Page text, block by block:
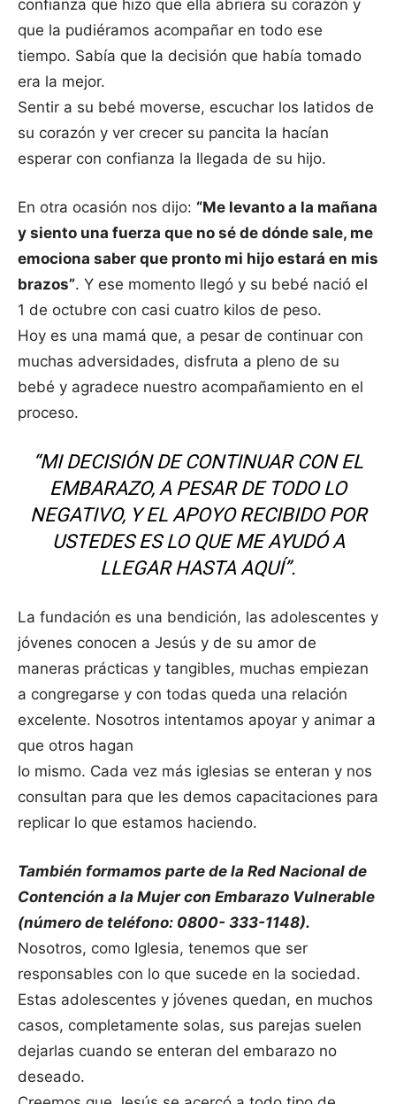
confianza que hizo que ella abriera su corazón y
que la pudiéramos acompañar en todo ese
tiempo. Sabía que la decisión que había tomado
era la mejor.
Sentir a su bebé moverse, escuchar los latidos de
su corazón y ver crecer su pancita la hacían
esperar con confianza la llegada de su hijo.
En otra ocasión nos dijo: “Me levanto a la mañana
y siento una fuerza que no sé de dónde sale, me
emociona saber que pronto mi hijo estará en mis
brazos”. Y ese momento llegó y su bebé nació el
1 de octubre con casi cuatro kilos de peso.
Hoy es una mamá que, a pesar de continuar con
muchas adversidades, disfruta a pleno de su
bebé y agradece nuestro acompañamiento en el
proceso.
“MI DECISIÓN DE CONTINUAR CON EL
EMBARAZO, A PESAR DE TODO LO
NEGATIVO, Y EL APOYO RECIBIDO POR
USTEDES ES LO QUE ME AYUDÓ A
LLEGAR HASTA AQUÍ”.
La fundación es una bendición, las adolescentes y
jóvenes conocen a Jesús y de su amor de
maneras prácticas y tangibles, muchas empiezan
a congregarse y con todas queda una relación
excelente. Nosotros intentamos apoyar y animar a
que otros hagan
lo mismo. Cada vez más iglesias se enteran y nos
consultan para que les demos capacitaciones para
replicar lo que estamos haciendo.
También formamos parte de la Red Nacional de
Contención a la Mujer con Embarazo Vulnerable
(número de teléfono: 0800- 333-1148).
Nosotros, como Iglesia, tenemos que ser
responsables con lo que sucede en la sociedad.
Estas adolescentes y jóvenes quedan, en muchos
casos, completamente solas, sus parejas suelen
dejarlas cuando se enteran del embarazo no
deseado.